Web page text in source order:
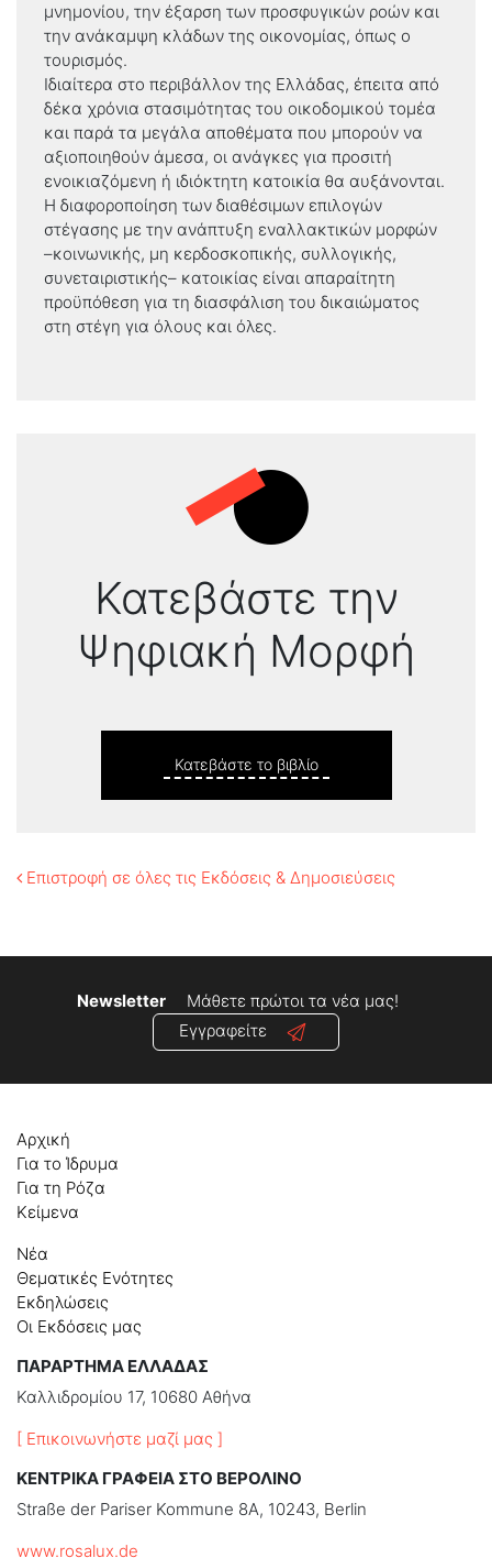
μνημονίου, την έξαρση των προσφυγικών ροών και
την ανάκαμψη κλάδων της οικονομίας, όπως ο
τουρισμός.
Ιδιαίτερα στο περιβάλλον της Ελλάδας, έπειτα από
δέκα χρόνια στασιμότητας του οικοδομικού τομέα
και παρά τα μεγάλα αποθέματα που μπορούν να
αξιοποιηθούν άμεσα, οι ανάγκες για προσιτή
ενοικιαζόμενη ή ιδιόκτητη κατοικία θα αυξάνονται.
Η διαφοροποίηση των διαθέσιμων επιλογών
στέγασης με την ανάπτυξη εναλλακτικών μορφών
–κοινωνικής, μη κερδοσκοπικής, συλλογικής,
συνεταιριστικής– κατοικίας είναι απαραίτητη
προϋπόθεση για τη διασφάλιση του δικαιώματος
στη στέγη για όλους και όλες.
Κατεβάστε την
Ψηφιακή Μορφή
Κατεβάστε το βιβλίο
Επιστροφή σε όλες τις Εκδόσεις & Δημοσιεύσεις
Newsletter
Μάθετε πρώτοι τα νέα μας!
Εγγραφείτε
Αρχική
Για το Ίδρυμα
Για τη Ρόζα
Κείμενα
Νέα
Θεματικές Ενότητες
Εκδηλώσεις
Οι Εκδόσεις μας
ΠΑΡΑΡΤΗΜΑ ΕΛΛΑΔΑΣ
Καλλιδρομίου 17, 10680 Αθήνα
[ Επικοινωνήστε μαζί μας ]
ΚΕΝΤΡΙΚΑ ΓΡΑΦΕΙΑ ΣΤΟ ΒΕΡΟΛΙΝΟ
Straße der Pariser Kommune 8A, 10243, Berlin
www.rosalux.de